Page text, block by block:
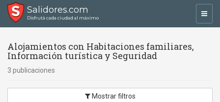
Salidores.com
Disfrutá cada ciudad al máximo
Alojamientos con Habitaciones familiares,
Información turística y Seguridad
3 publicaciones
Mostrar filtros